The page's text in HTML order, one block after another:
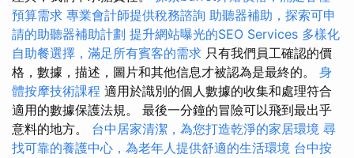
預算需求 專業會計師提供稅務諮詢 助聽器補助，探索可申
請的助聽器補助計劃 提升網站曝光的SEO Services 多樣化
自助餐選擇，滿足所有賓客的需求 只有我們員工確認的價
格，數據，描述，圖片和其他信息才被認為是最終的。 身
體按摩技術課程 適用於識別的個人數據的收集和處理符合
適用的數據保護法規。 最後一分鐘的冒險可以飛到最出乎
意料的地方。 台中居家清潔，為您打造乾淨的家居環境 尋
找可靠的養護中心，為老年人提供舒適的生活環境 台中按